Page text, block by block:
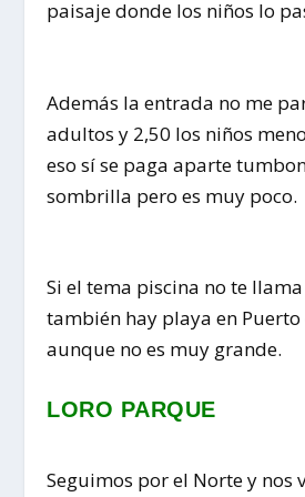
paisaje donde los niños lo
Además la entrada no me
adultos y 2,50 los niños
eso sí se paga aparte
sombrilla pero es muy poco.
Si el tema piscina no te
también hay playa en Puerto
aunque no es muy grande.
LORO PARQUE
Seguimos por el Norte y nos